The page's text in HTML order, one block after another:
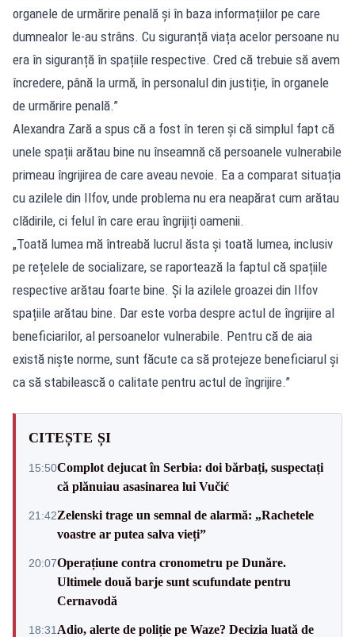
organele de urmărire penală și în baza informațiilor pe care
dumnealor le-au strâns. Cu siguranță viața acelor persoane nu
era în siguranță în spațiile respective. Cred că trebuie să avem
încredere, până la urmă, în personalul din justiție, în organele
de urmărire penală.”
Alexandra Zară a spus că a fost în teren și că simplul fapt că
unele spații arătau bine nu înseamnă că persoanele vulnerabile
primeau îngrijirea de care aveau nevoie. Ea a comparat situația
cu azilele din Ilfov, unde problema nu era neapărat cum arătau
clădirile, ci felul în care erau îngrijiți oamenii.
„Toată lumea mă întreabă lucrul ăsta și toată lumea, inclusiv
pe rețelele de socializare, se raportează la faptul că spațiile
respective arătau foarte bine. Și la azilele groazei din Ilfov
spațiile arătau bine. Dar este vorba despre actul de îngrijire al
beneficiarilor, al persoanelor vulnerabile. Pentru că de aia
există niște norme, sunt făcute ca să protejeze beneficiarul și
ca să stabilească o calitate pentru actul de îngrijire.”
CITEȘTE ȘI
15:50Complot dejucat în Serbia: doi bărbați, suspectați
că plănuiau asasinarea lui Vučić
21:42Zelenski trage un semnal de alarmă: „Rachetele
voastre ar putea salva vieți”
20:07Operațiune contra cronometru pe Dunăre.
Ultimele două barje sunt scufundate pentru
Cernavodă
18:31 Adio, alerte de poliție pe Waze? Decizia luată de